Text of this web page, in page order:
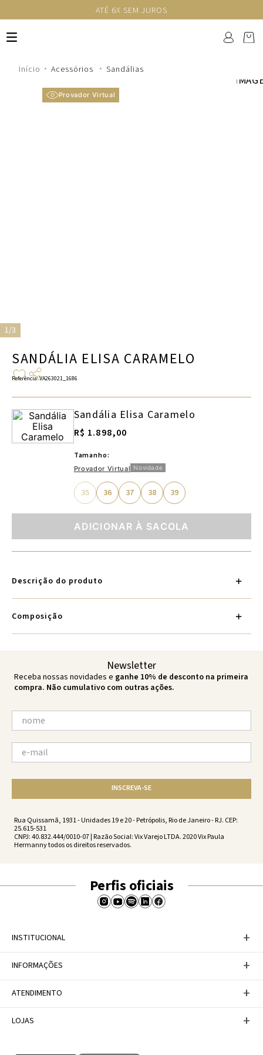
ATÉ 6X SEM JUROS
Acessórios Sandálias
Provador Virtual
1/3
SANDÁLIA ELISA CARAMELO
Referência:VA263021_1686
Sandália Elisa Caramelo
R$ 1.898,00
Tamanho:
Provador Virtual Novidade
35 36 37 38 39
ADICIONAR À SACOLA
Descrição do produto
Composição
Newsletter
Receba nossas novidades e ganhe 10% de desconto na primeira
compra. Não cumulativo com outras ações.
INSCREVA-SE
Rua Quissamã, 1931 - Unidades 19 e 20 - Petrópolis, Rio de Janeiro - RJ. CEP:
25.615-531
CNPJ: 40.832.444/0010-07 | Razão Social: Vix Varejo LTDA. 2020 Vix Paula
Hermanny todos os direitos reservados.
Perfis oficiais
INSTITUCIONAL +
A Marca
Trabalhe conosco
INFORMAÇÕES +
Política de Privacidade
Tabela de Medidas
ATENDIMENTO +
Personal Shopper
LOJAS +